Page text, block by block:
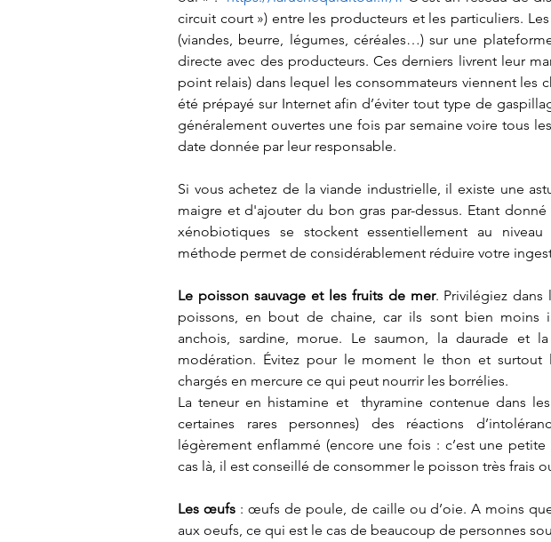
circuit court ») entre les producteurs et les particuliers.
(viandes, beurre, légumes, céréales…) sur une
directe avec des producteurs. Ces derniers livrent leur
point relais) dans lequel les consommateurs viennent les
été prépayé sur Internet afin d’éviter tout type de
généralement ouvertes une fois par semaine voire tous
date donnée par leur responsable.
Si vous achetez de la viande industrielle, il existe une
maigre et d'ajouter du bon gras par-dessus. Etant
xénobiotiques se stockent essentiellement au niveau
méthode permet de considérablement réduire votre
Le poisson sauvage et les fruits de mer. Privilégiez
poissons, en bout de chaine, car ils sont bien moins
anchois, sardine, morue. Le saumon, la daurade et
modération. Évitez pour le moment le thon et surtout
chargés en mercure ce qui peut nourrir les borrélies.
La teneur en histamine et  thyramine contenue dans
certaines rares personnes) des réactions
légèrement enflammé (encore une fois : c’est une
cas là, il est conseillé de consommer le poisson très frais
Les œufs : œufs de poule, de caille ou d’oie. A moins
aux oeufs, ce qui est le cas de beaucoup de personnes